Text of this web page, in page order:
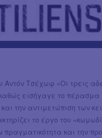
Αντόν Τσέχωφ «Οι τρεις
εισήγαγε το
την αντιμετώπιση των
το έργο του
πραγματικότητα και την